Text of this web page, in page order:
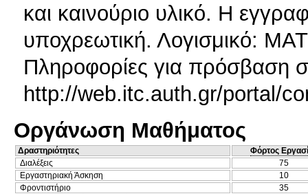
και καινούριο υλικό. Η
υποχρεωτική. Λογισμικό:
Πληροφορίες για πρόσβαση
http://web.itc.auth.gr/portal/
Οργάνωση Μαθήματος
Δραστηριότητες
Φόρτος
Διαλέξεις
75
Εργαστηριακή Άσκηση
10
Φροντιστήριο
35